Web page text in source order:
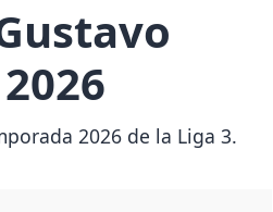
2026 de la Liga 3.